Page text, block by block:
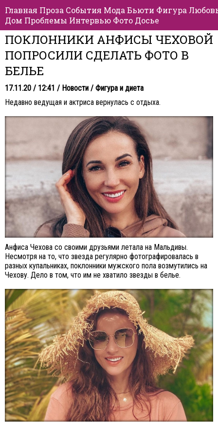
Главная Проза События Мода Бьюти Фигура
Дом Проблемы Интервью Фото Досье
ПОКЛОННИКИ АНФИСЫ ЧЕХОВОЙ
ПОПРОСИЛИ СДЕЛАТЬ ФОТО В
БЕЛЬЕ
17.11.20 / 12:41 / Новости / Фигура и диета
Недавно ведущая и актриса вернулась с отдыха.
Анфиса Чехова со своими друзьями летала на Мальдивы.
Несмотря на то, что звезда регулярно фотографировалась в
разных купальниках, поклонники мужского пола возмутились на
Чехову. Дело в том, что им не хватило звезды в белье.